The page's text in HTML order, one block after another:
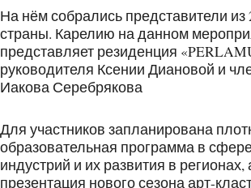
На нём собрались представители из
страны. Карелию на данном
представляет резиденция
руководителя Ксении Диановой и
Иакова Серебрякова
Для участников запланирована
образовательная программа в
индустрий и их развития в регионах,
презентация нового сезона арт-